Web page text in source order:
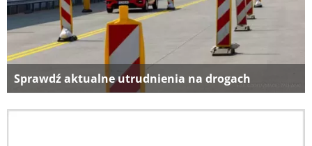
Sprawdź aktualne utrudnienia na drogach